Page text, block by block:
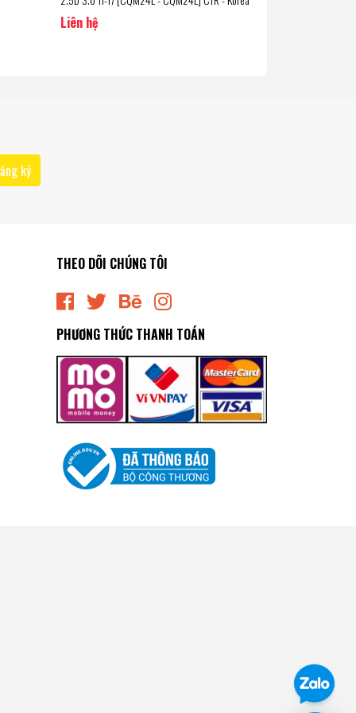
Liên hệ
ký
THEO DÕI CHÚNG TÔI
PHƯƠNG THỨC THANH TOÁN